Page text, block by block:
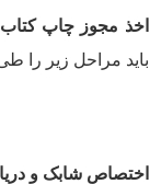
اخذ مجوز چاپ کتاب
باید مراحل زیر را
اختصاص شابک و